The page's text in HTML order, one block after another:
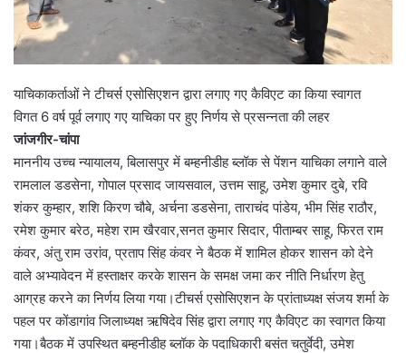
याचिकाकर्ताओं ने टीचर्स एसोसिएशन द्वारा लगाए गए कैविएट का किया स्वागत
विगत 6 वर्ष पूर्व लगाए गए याचिका पर हुए निर्णय से प्रसन्नता की लहर
जांजगीर-चांपा
माननीय उच्च न्यायालय, बिलासपुर में बम्हनीडीह ब्लॉक से पेंशन याचिका लगाने वाले
रामलाल डडसेना, गोपाल प्रसाद जायसवाल, उत्तम साहू, उमेश कुमार दुबे, रवि
शंकर कुम्हार, शशि किरण चौबे, अर्चना डडसेना, ताराचंद पांडेय, भीम सिंह राठौर,
रमेश कुमार बरेठ, महेश राम खैरवार,सनत कुमार सिदार, पीताम्बर साहू, फिरत राम
कंवर, अंतु राम उरांव, प्रताप सिंह कंवर ने बैठक में शामिल होकर शासन को देने
वाले अभ्यावेदन में हस्ताक्षर करके शासन के समक्ष जमा कर नीति निर्धारण हेतु
आग्रह करने का निर्णय लिया गया।टीचर्स एसोसिएशन के प्रांताध्यक्ष संजय शर्मा के
पहल पर कोंडागांव जिलाध्यक्ष ऋषिदेव सिंह द्वारा लगाए गए कैविएट का स्वागत किया
गया।बैठक में उपस्थित बम्हनीडीह ब्लॉक के पदाधिकारी बसंत चतुर्वेदी, उमेश